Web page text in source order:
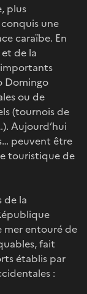
plus
une
caraïbe. En
de la
Domingo
ou de
(tournois de
Aujourd’hui
peuvent être
touristique de
de la
mer entouré de
fait
établis par
: